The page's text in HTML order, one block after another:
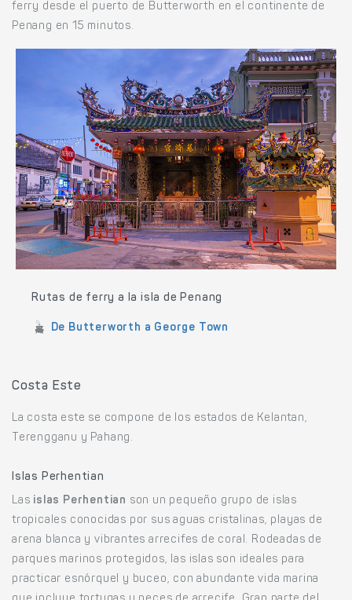
ferry desde el puerto de Butterworth en el continente de
Penang en 15 minutos.
Rutas de ferry a la isla de Penang
De Butterworth a George Town
Costa Este
La costa este se compone de los estados de Kelantan,
Terengganu y Pahang.
Islas Perhentian
Las islas Perhentian son un pequeño grupo de islas
tropicales conocidas por sus aguas cristalinas, playas de
arena blanca y vibrantes arrecifes de coral. Rodeadas de
parques marinos protegidos, las islas son ideales para
practicar esnórquel y buceo, con abundante vida marina